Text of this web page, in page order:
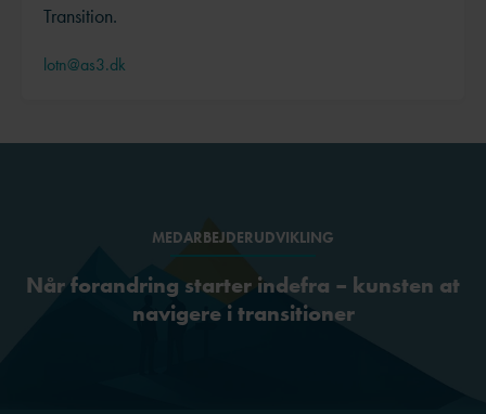
Transition.
lotn@as3.dk
MEDARBEJDERUDVIKLING
Når forandring starter indefra – kunsten at
navigere i transitioner